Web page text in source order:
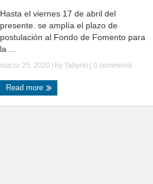
Hasta el viernes 17 de abril del
presente. se amplía el plazo de
postulación al Fondo de Fomento para
la ...
marzo 25, 2020 | by TallyHo 0 comments
Read more